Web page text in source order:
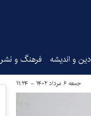
دین و اندیشه فرهنگ و نشر
جمعه ۶ مرداد ۱۴۰۲ - ۱۱:۲۴